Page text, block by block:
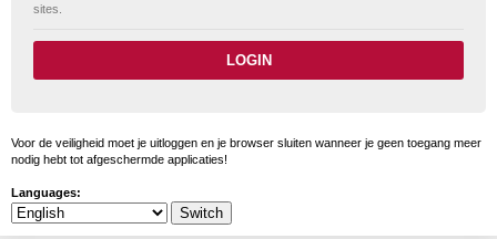
sites.
Voor de veiligheid moet je uitloggen en je browser sluiten wanneer je geen toegang meer
nodig hebt tot afgeschermde applicaties!
Languages: